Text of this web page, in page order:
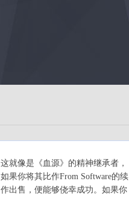
这就像是《血源》的精神继承者，
如果你将其比作From Software的续
作出售，便能够侥幸成功。如果你